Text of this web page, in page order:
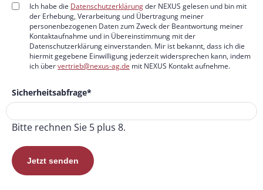
Ich habe die Datenschutzerklärungder NEXUS gelesen und bin mit
der Erhebung, Verarbeitung und Übertragung meiner
personenbezogenen Daten zum Zweck der Beantwortung meiner
Kontaktaufnahme und in Übereinstimmung mit der
Datenschutzerklärung einverstanden. Mir ist bekannt, dass ich die
hiermit gegebene Einwilligung jederzeit widersprechen kann, indem
ich übervertrieb@nexus-ag.de mit NEXUS Kontakt aufnehme.
Sicherheitsabfrage*
Bitte rechnen Sie 5 plus 8.
Jetzt senden